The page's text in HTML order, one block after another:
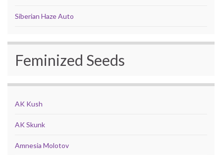
Siberian Haze Auto
Feminized Seeds
AK Kush
AK Skunk
Amnesia Molotov